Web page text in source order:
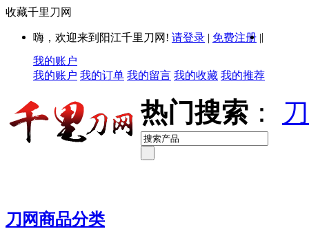
收藏千里刀网
嗨，欢迎来到阳江千里刀网! 请登录 | 免费注册 ||
我的账户
我的账户 我的订单 我的留言 我的收藏 我的推荐
热门搜索 ：
刀网商品分类